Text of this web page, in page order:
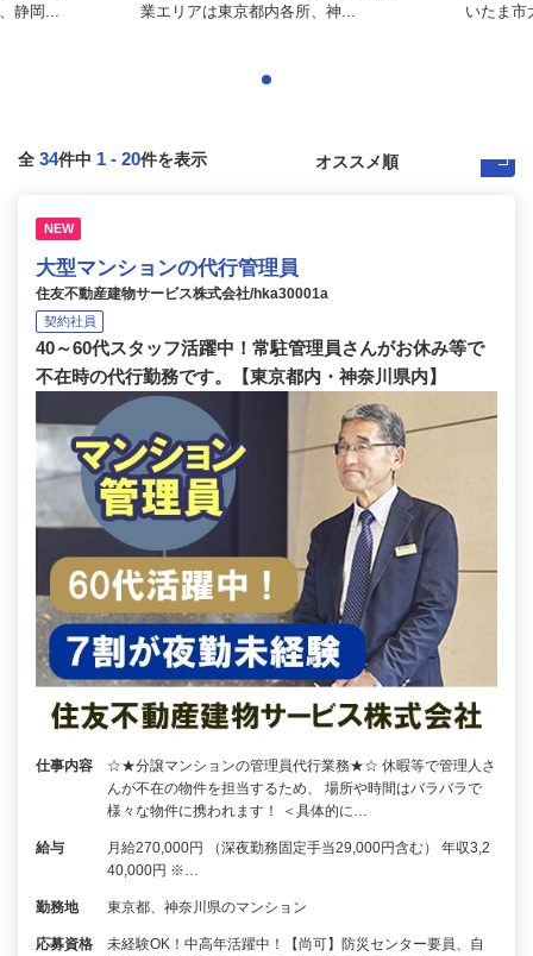
静岡...
業エリアは東京都内各所、神...
いたま市
全 34件中 1 - 20件を表示
NEW
大型マンションの代行管理員
住友不動産建物サービス株式会社/hka30001a
契約社員
40～60代スタッフ活躍中！常駐管理員さんがお休み等で
不在時の代行勤務です。【東京都内・神奈川県内】
仕事内容
☆★分譲マンションの管理員代行業務★☆ 休暇等で管理人さ
んが不在の物件を担当するため、 場所や時間はバラバラで
様々な物件に携われます！ ＜具体的に…
給与
月給270,000円 （深夜勤務固定手当29,000円含む） 年収3,2
40,000円 ※…
勤務地 東京都、神奈川県のマンション
応募資格
未経験OK！中高年活躍中！【尚可】防災センター要員、自